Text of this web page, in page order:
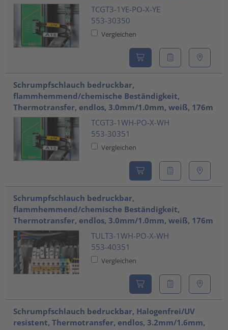
TCGT3-1YE-PO-X-YE
553-30350
Vergleichen
Schrumpfschlauch bedruckbar,
flammhemmend/chemische Beständigkeit,
Thermotransfer, endlos, 3.0mm/1.0mm, weiß, 176m
TCGT3-1WH-PO-X-WH
553-30351
Vergleichen
Schrumpfschlauch bedruckbar,
flammhemmend/chemische Beständigkeit,
Thermotransfer, endlos, 3.0mm/1.0mm, weiß, 176m
TULT3-1WH-PO-X-WH
553-40351
Vergleichen
Schrumpfschlauch bedruckbar, Halogenfrei/UV
resistent, Thermotransfer, endlos, 3.2mm/1.6mm,